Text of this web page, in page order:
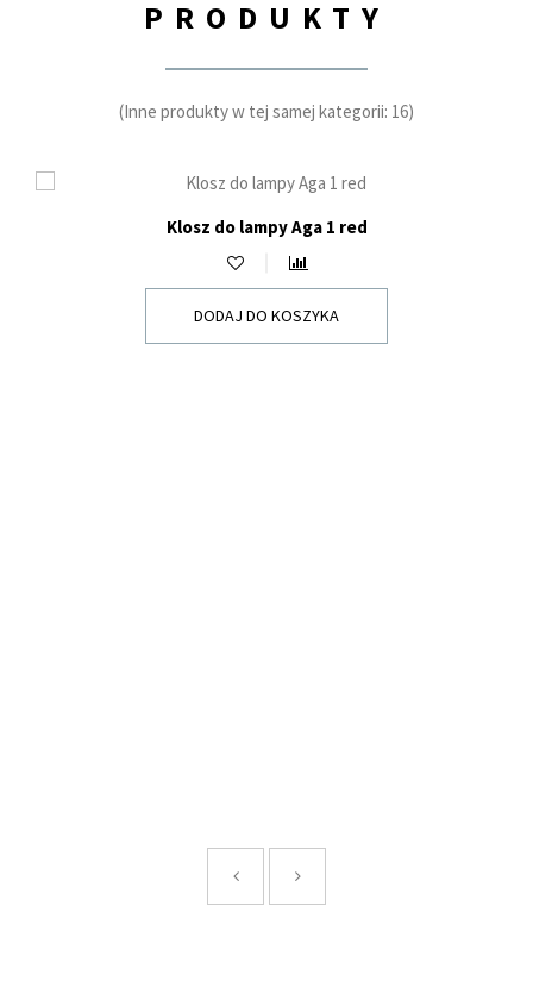
PRODUKTY
(Inne produkty w tej samej kategorii: 16)
Klosz do lampy Aga 1 red
Cena
127,00 zł
DODAJ DO KOSZYKA